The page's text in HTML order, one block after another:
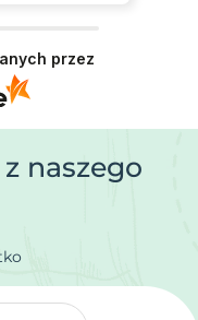
przez
naszego